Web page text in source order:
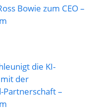
Bowie zum CEO –
die KI-
der
Partnerschaft –